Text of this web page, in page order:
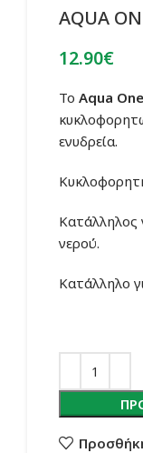
AQUA
12.90€
Το Aqua
ενυδρεία.
Κατάλληλος
νερού.
Κατάλληλο